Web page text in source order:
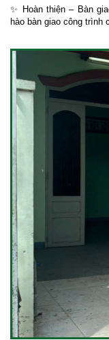
✨ Hoàn thiện – Bàn
hào bàn giao công trình